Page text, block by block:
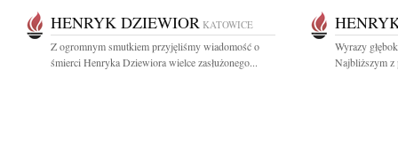
HENRYK DZIEWIOR KATOWICE
Z ogromnym smutkiem przyjęliśmy wiadomość o
śmierci Henryka Dziewiora wielce zasłużonego...
Wyrazy
Najbliższym z